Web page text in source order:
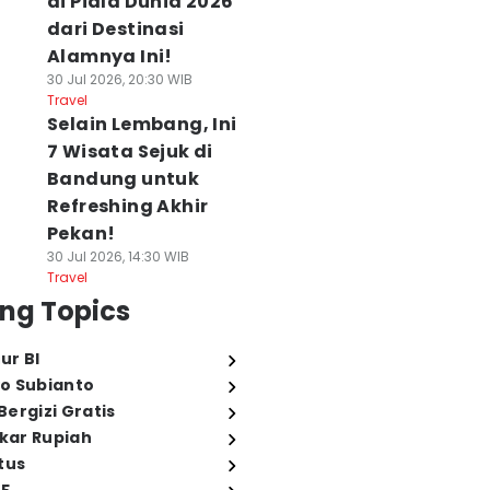
dari Destinasi
Alamnya Ini!
30 Jul 2026, 20:30 WIB
Travel
Selain Lembang, Ini
7 Wisata Sejuk di
Bandung untuk
Refreshing Akhir
Pekan!
30 Jul 2026, 14:30 WIB
Travel
Topics
BI
Subianto
Gratis
Rupiah